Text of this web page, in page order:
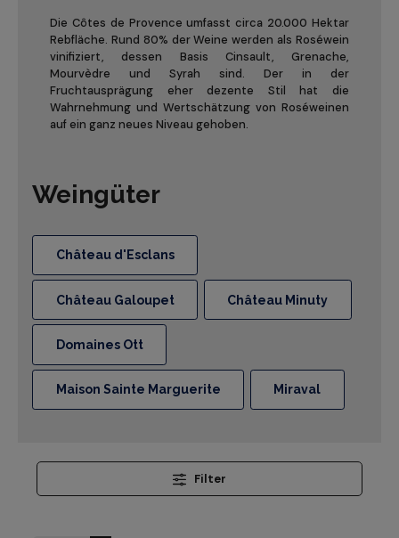
Die Côtes de Provence umfasst circa 20.000 Hektar
Rebfläche. Rund 80% der Weine werden als Roséwein
vinifiziert, dessen Basis Cinsault, Grenache,
Mourvèdre und Syrah sind. Der in der
Fruchtausprägung eher dezente Stil hat die
Wahrnehmung und Wertschätzung von Roséweinen
auf ein ganz neues Niveau gehoben.
Weingüter
Château d'Esclans
Château Galoupet Château Minuty
Domaines Ott
Maison Sainte Marguerite Miraval
Filter